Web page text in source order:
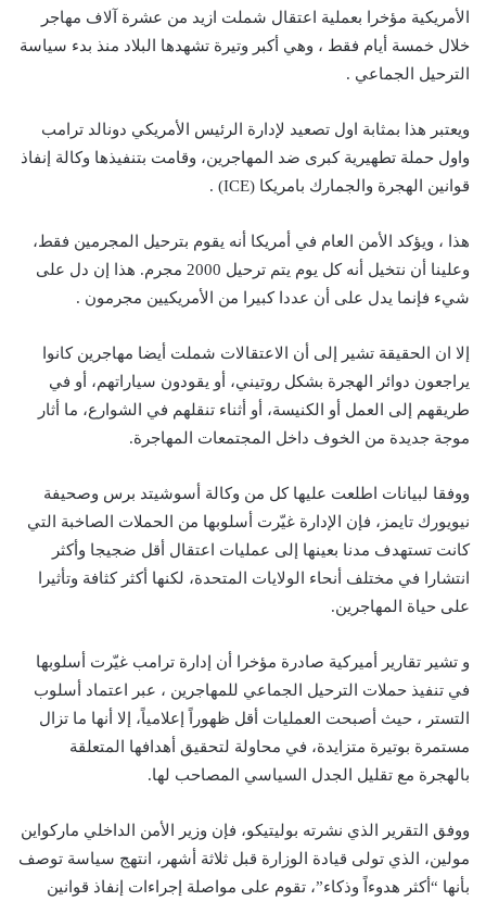
الأمريكية مؤخرا بعملية اعتقال شملت ازيد من عشرة آلاف مهاجر
خلال خمسة أيام فقط ، وهي أكبر وتيرة تشهدها البلاد منذ بدء سياسة
الترحيل الجماعي .
ويعتبر هذا بمثابة اول تصعيد لإدارة الرئيس الأمريكي دونالد ترامب
واول حملة تطهيرية كبرى ضد المهاجرين، وقامت بتنفيذها وكالة إنفاذ
قوانين الهجرة والجمارك بامريكا (ICE) .
هذا ، ويؤكد الأمن العام في أمريكا أنه يقوم بترحيل المجرمين فقط،
وعلينا أن نتخيل أنه كل يوم يتم ترحيل 2000 مجرم. هذا إن دل على
شيء فإنما يدل على أن عددا كبيرا من الأمريكيين مجرمون .
إلا ان الحقيقة تشير إلى أن الاعتقالات شملت أيضا مهاجرين كانوا
يراجعون دوائر الهجرة بشكل روتيني، أو يقودون سياراتهم، أو في
طريقهم إلى العمل أو الكنيسة، أو أثناء تنقلهم في الشوارع، ما أثار
موجة جديدة من الخوف داخل المجتمعات المهاجرة.
ووفقا لبيانات اطلعت عليها كل من وكالة أسوشيتد برس وصحيفة
نيويورك تايمز، فإن الإدارة غيّرت أسلوبها من الحملات الصاخبة التي
كانت تستهدف مدنا بعينها إلى عمليات اعتقال أقل ضجيجا وأكثر
انتشارا في مختلف أنحاء الولايات المتحدة، لكنها أكثر كثافة وتأثيرا
على حياة المهاجرين.
و تشير تقارير أميركية صادرة مؤخرا أن إدارة ترامب غيّرت أسلوبها
في تنفيذ حملات الترحيل الجماعي للمهاجرين ، عبر اعتماد أسلوب
التستر ، حيث أصبحت العمليات أقل ظهوراً إعلامياً، إلا أنها ما تزال
مستمرة بوتيرة متزايدة، في محاولة لتحقيق أهدافها المتعلقة
بالهجرة مع تقليل الجدل السياسي المصاحب لها.
ووفق التقرير الذي نشرته بوليتيكو، فإن وزير الأمن الداخلي ماركواين
مولين، الذي تولى قيادة الوزارة قبل ثلاثة أشهر، انتهج سياسة توصف
بأنها “أكثر هدوءاً وذكاء”، تقوم على مواصلة إجراءات إنفاذ قوانين